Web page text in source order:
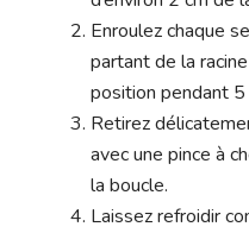
Enroulez chaque
partant de la
position pendant
Retirez
avec une pince à
la boucle.
Laissez refroidir